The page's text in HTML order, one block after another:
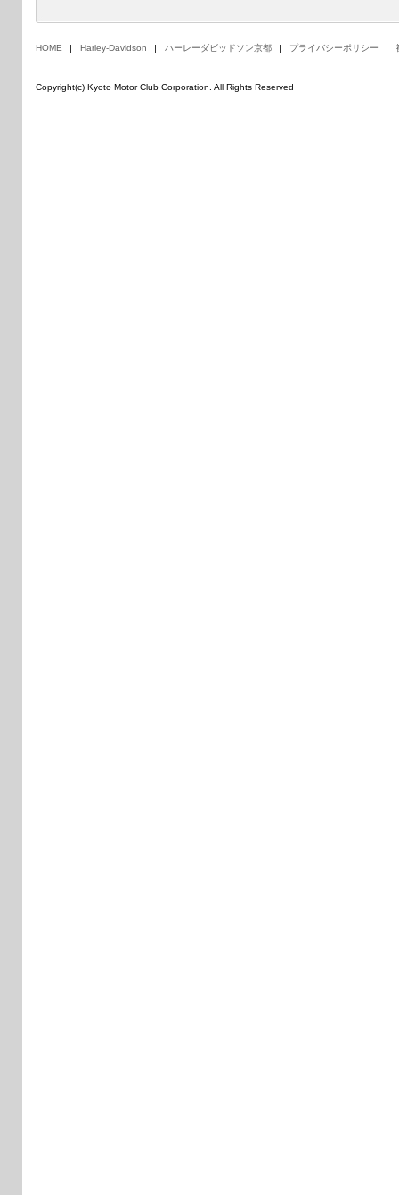
HOME Harley-Davidson ハーレーダビッドソン京都 プライバシーポリシー
Copyright(c) Kyoto Motor Club Corporation. All Rights Reserved